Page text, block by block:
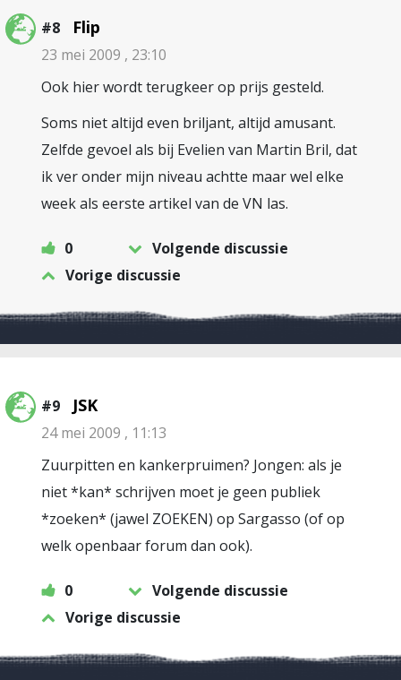
#8 Flip
23 mei 2009 , 23:10
Ook hier wordt terugkeer op prijs gesteld.
Soms niet altijd even briljant, altijd amusant.
Zelfde gevoel als bij Evelien van Martin Bril, dat
ik ver onder mijn niveau achtte maar wel elke
week als eerste artikel van de VN las.
0
Volgende discussie
Vorige discussie
#9 JSK
24 mei 2009 , 11:13
Zuurpitten en kankerpruimen? Jongen: als je
niet *kan* schrijven moet je geen publiek
*zoeken* (jawel ZOEKEN) op Sargasso (of op
welk openbaar forum dan ook).
0
Volgende discussie
Vorige discussie